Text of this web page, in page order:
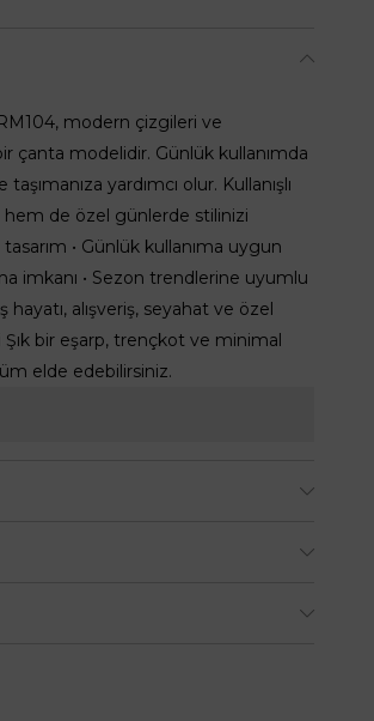
modern çizgileri ve
çanta modelidir. Günlük kullanımda
yardımcı olur. Kullanışlı
hem de özel günlerde stilinizi
• Günlük kullanıma uygun
imkanı • Sezon trendlerine uyumlu
hayatı, alışveriş, seyahat ve özel
bir eşarp, trençkot ve minimal
elde edebilirsiniz.